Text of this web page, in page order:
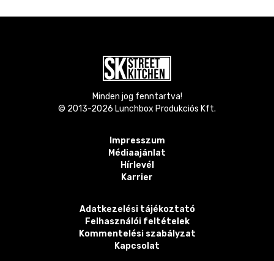
Minden jog fenntartva!
© 2013-2026 Lunchbox Produkciós Kft.
Impresszum
Médiaajánlat
Hírlevél
Karrier
Adatkezelési tájékoztató
Felhasználói feltételek
Kommentelési szabályzat
Kapcsolat